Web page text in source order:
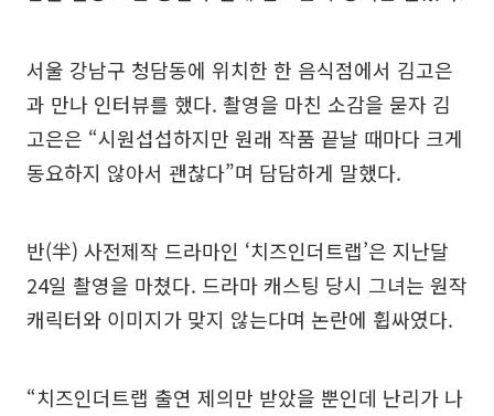
서울 강남구 청담동에 위치한 한 음식점에서 김고은
과 만나 인터뷰를 했다. 촬영을 마친 소감을 묻자 김
고은은 “시원섭섭하지만 원래 작품 끝날 때마다 크게
동요하지 않아서 괜찮다”며 담담하게 말했다.
반(半) 사전제작 드라마인 ‘치즈인더트랩’은 지난달
24일 촬영을 마쳤다. 드라마 캐스팅 당시 그녀는 원작
캐릭터와 이미지가 맞지 않는다며 논란에 휩싸였다.
“치즈인더트랩 출연 제의만 받았을 뿐인데 난리가 나